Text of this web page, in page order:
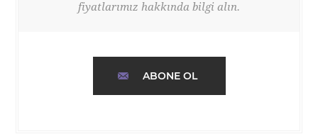
fiyatlarımız hakkında bilgi alın.
ABONE OL